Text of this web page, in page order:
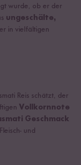
wurde, ob er der
ungeschälte,
in vielfältigen
Reis schätzt, der
Vollkornnote
Geschmack
und